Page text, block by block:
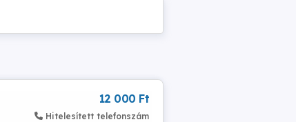
12 000 Ft
Hitelesített telefonszám